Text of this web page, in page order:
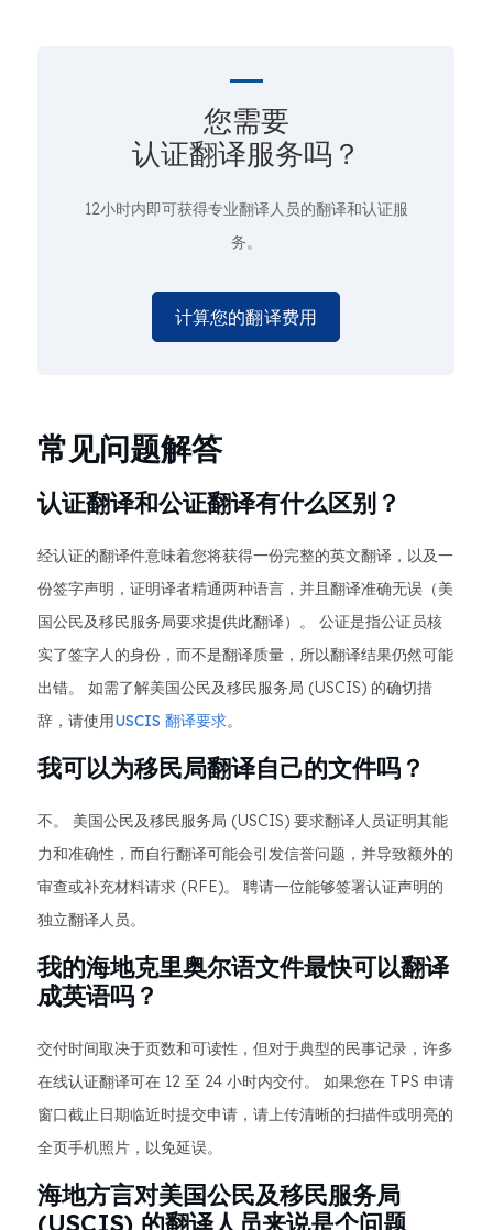
您需要
认证翻译服务吗？
12小时内即可获得专业翻译人员的翻译和认证服
务。
计算您的翻译费用
常见问题解答
认证翻译和公证翻译有什么区别？
经认证的翻译件意味着您将获得一份完整的英文翻译，以及一
份签字声明，证明译者精通两种语言，并且翻译准确无误（美
国公民及移民服务局要求提供此翻译）。 公证是指公证员核
实了签字人的身份，而不是翻译质量，所以翻译结果仍然可能
出错。 如需了解美国公民及移民服务局 (USCIS) 的确切措
辞，请使用USCIS 翻译要求。
我可以为移民局翻译自己的文件吗？
不。 美国公民及移民服务局 (USCIS) 要求翻译人员证明其能
力和准确性，而自行翻译可能会引发信誉问题，并导致额外的
审查或补充材料请求 (RFE)。 聘请一位能够签署认证声明的
独立翻译人员。
我的海地克里奥尔语文件最快可以翻译
成英语吗？
交付时间取决于页数和可读性，但对于典型的民事记录，许多
在线认证翻译可在 12 至 24 小时内交付。 如果您在 TPS 申请
窗口截止日期临近时提交申请，请上传清晰的扫描件或明亮的
全页手机照片，以免延误。
海地方言对美国公民及移民服务局
(USCIS) 的翻译人员来说是个问题